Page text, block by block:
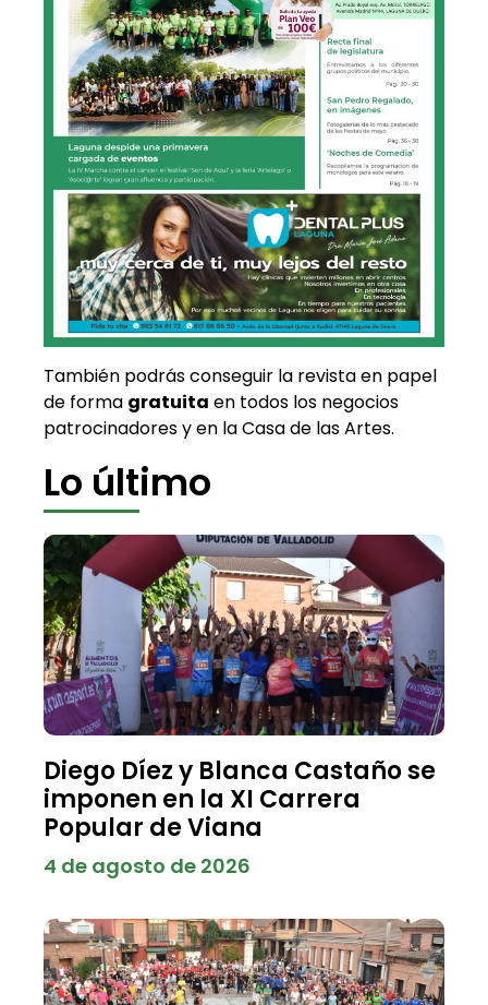
También podrás conseguir la revista en papel
de forma gratuita en todos los negocios
patrocinadores y en la Casa de las Artes.
Lo último
Diego Díez y Blanca Castaño se
imponen en la XI Carrera
Popular de Viana
4 de agosto de 2026